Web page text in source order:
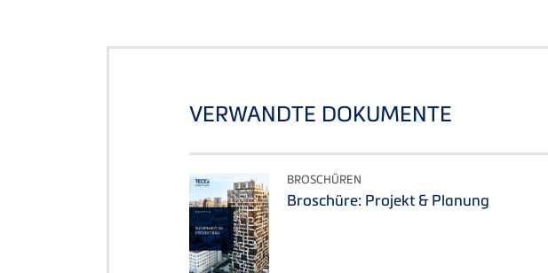
VERWANDTE DOKUMENTE
BROSCHÜREN
Broschüre: Projekt & Planung